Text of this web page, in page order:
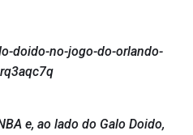
e, ao lado do Galo Doido,